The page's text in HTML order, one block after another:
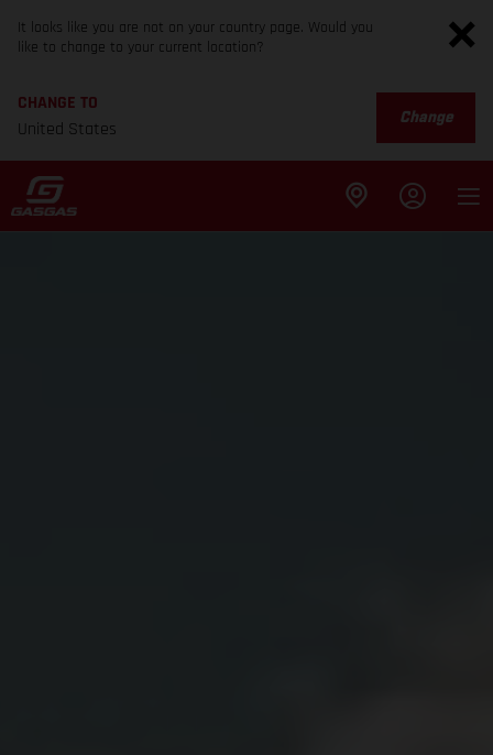
It looks like you are not on your country page. Would you
like to change to your current location?
CHANGE TO
United States
Change